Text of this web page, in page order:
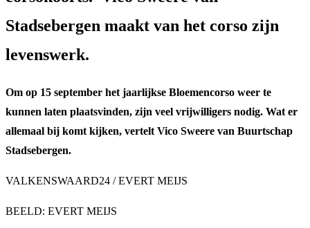
Stadsebergen maakt van het corso zijn
levenswerk.
Om op 15 september het jaarlijkse Bloemencorso weer te
kunnen laten plaatsvinden, zijn veel vrijwilligers nodig. Wat er
allemaal bij komt kijken, vertelt Vico Sweere van Buurtschap
Stadsebergen.
VALKENSWAARD24 / EVERT MEIJS
BEELD: EVERT MEIJS